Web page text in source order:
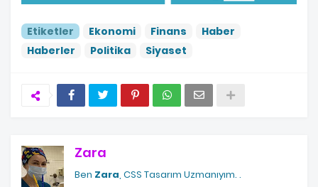
Etiketler Ekonomi Finans
Haber
Haberler
Politika Siyaset
Zara
Ben Zara, CSS Tasarım Uzmanıyım. .